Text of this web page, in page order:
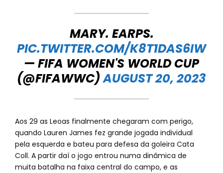
MARY. EARPS.
PIC.TWITTER.COM/K8T1DAS6IW
— FIFA WOMEN'S WORLD CUP
(@FIFAWWC)AUGUST 20, 2023
Aos 29 as Leoas finalmente chegaram com perigo,
quando Lauren James fez grande jogada individual
pela esquerda e bateu para defesa da goleira Cata
Coll. A partir daí o jogo entrou numa dinâmica de
muita batalha na faixa central do campo, e as